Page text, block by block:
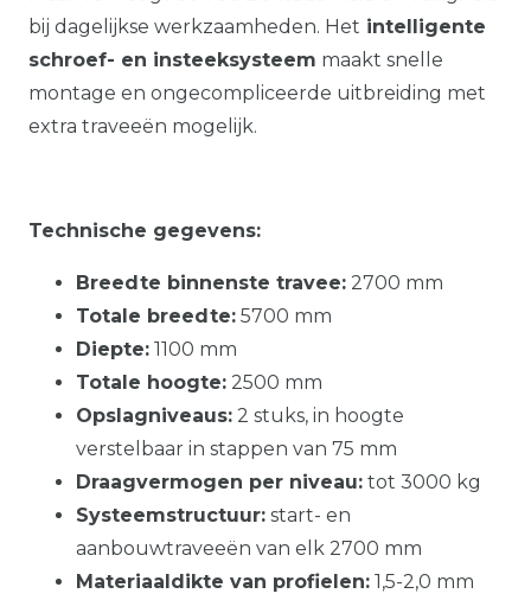
bij dagelijkse werkzaamheden. Het intelligente
schroef- en insteeksysteem maakt snelle
montage en ongecompliceerde uitbreiding met
extra traveeën mogelijk.
Technische gegevens:
Breedte binnenste travee: 2700 mm
Totale breedte: 5700 mm
Diepte: 1100 mm
Totale hoogte: 2500 mm
Opslagniveaus: 2 stuks, in hoogte
verstelbaar in stappen van 75 mm
Draagvermogen per niveau: tot 3000 kg
Systeemstructuur: start- en
aanbouwtraveeën van elk 2700 mm
Materiaaldikte van profielen: 1,5-2,0 mm